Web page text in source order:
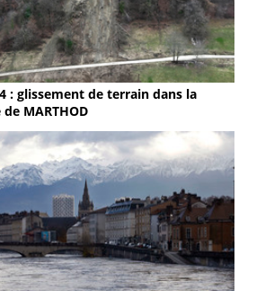
: glissement de terrain dans la
MARTHOD